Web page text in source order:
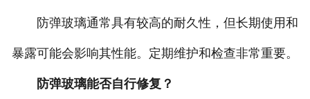
防弹玻璃通常具有较高的耐久性，但长期使用和
暴露可能会影响其性能。定期维护和检查非常重要。
防弹玻璃能否自行修复？